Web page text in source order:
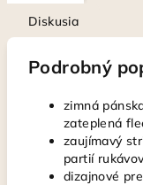
Diskusia
Podrobný
zimná
zateplená
zaujímavý
partií
dizajnové